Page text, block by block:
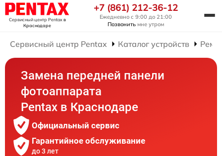
Сервисный центр Pentaxв
Краснодаре
+7 (861) 212-36-12
Ежедневно с 9:00 до 21:00
Позвонить мне утром
Сервисный центр Pentax Каталог устройств
Замена передней панели
фотоаппарата
Pentax в Краснодаре
Официальный сервис
Гарантийное обслуживание
до 3 лет